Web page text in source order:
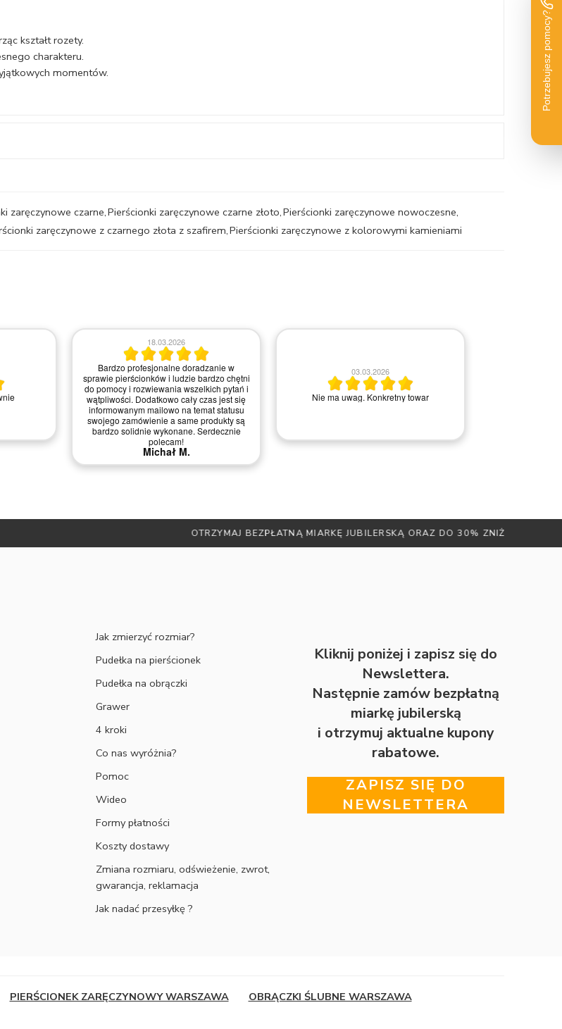
kształt rozety.
charakteru.
momentów.
zaręczynowe czarne,Pierścionki zaręczynowe czarne złoto,Pierścionki zaręczynowe nowoczesne,
zaręczynowe z czarnego złota z szafirem,Pierścionki zaręczynowe z kolorowymi kamieniami
18.03.2026
Bardzo profesjonalne doradzanie w
sprawie pierścionków i ludzie bardzo chętni
do pomocy i rozwiewania wszelkich pytań i
wątpliwości. Dodatkowo cały czas jest się
informowanym mailowo na temat statusu
swojego zamówienie a same produkty są
bardzo solidnie wykonane. Serdecznie
polecam!
Michał M.
03.03.2026
Nie ma uwag. Konkretny towar
ZAPOZNAJ SIĘ Z NASZYMI PORADAMI
Jak zmierzyć rozmiar?
Pudełka na pierścionek
Pudełka na obrączki
Grawer
4 kroki
Co nas wyróżnia?
Pomoc
Wideo
Formy płatności
Koszty dostawy
Zmiana rozmiaru, odświeżenie, zwrot,
gwarancja, reklamacja
Jak nadać przesyłkę ?
Kliknij poniżej i zapisz się do
Newslettera.
Następnie zamów bezpłatną
miarkę jubilerską
i otrzymuj aktualne kupony
rabatowe.
ZAPISZ SIĘ DO
NEWSLETTERA
PIERŚCIONEK ZARĘCZYNOWY WARSZAWA OBRĄCZKI ŚLUBNE WARSZAWA